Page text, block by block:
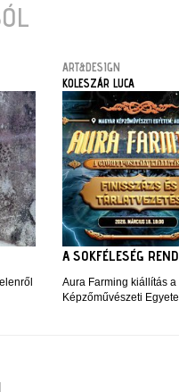
ART&DESIGN
KOLESZÁR LUCA
A SOKFÉLESÉG
Aura Farming kiállítás a
Képzőművészeti